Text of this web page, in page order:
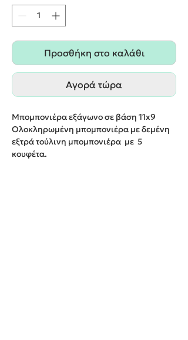
Προσθήκη στο καλάθι
Αγορά τώρα
Μπομπονιέρα εξάγωνο σε βάση 11x9
Ολοκληρωμένη μπομπονιέρα με δεμένη
εξτρά τούλινη μπομπονιέρα με 5
κουφέτα.